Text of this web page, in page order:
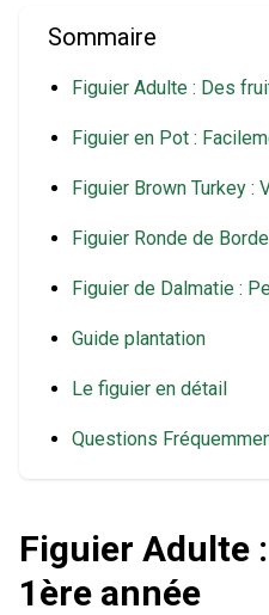
Sommaire
Figuier Adulte : Des
Figuier en Pot :
Figuier Brown Turkey :
Figuier Ronde de
Figuier de Dalmatie :
Guide plantation
Le figuier en détail
Questions
Figuier Adulte
1ère année